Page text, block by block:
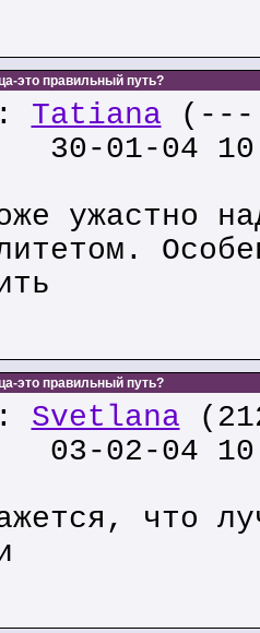
это правильный путь?
Tatiana (---
30-01-04
ужастно
это правильный путь?
Svetlana
03-02-04
что